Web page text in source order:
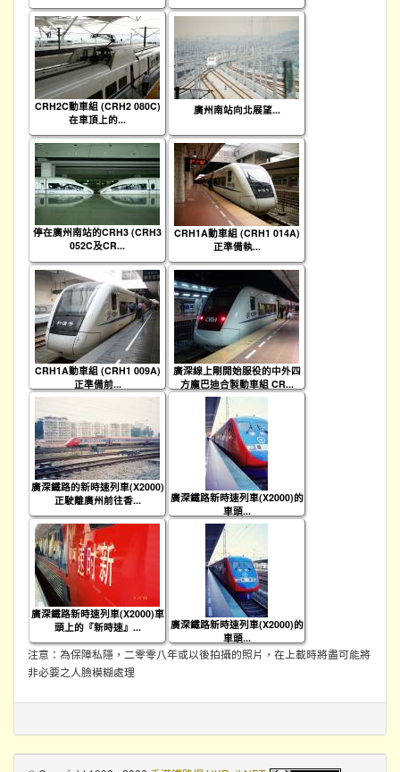
CRH2C動車組 (CRH2 080C)
在車頂上的...
廣州南站向北展望...
停在廣州南站的CRH3 (CRH3
052C及CR...
CRH1A動車組 (CRH1 014A)
正準備執...
CRH1A動車組 (CRH1 009A)
正準備前...
廣深線上剛開始服役的中外四
方龐巴迪合製動車組 CR...
廣深鐵路的新時速列車(X2000)
正駛離廣州前往香...
廣深鐵路新時速列車(X2000)的
車頭...
廣深鐵路新時速列車(X2000)車
頭上的『新時速』...
廣深鐵路新時速列車(X2000)的
車頭...
注意：為保障私隱，二零零八年或以後拍攝的照片，在上載時將盡可能將
非必要之人臉模糊處理